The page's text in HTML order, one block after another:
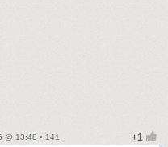
@ 13:48 • 141